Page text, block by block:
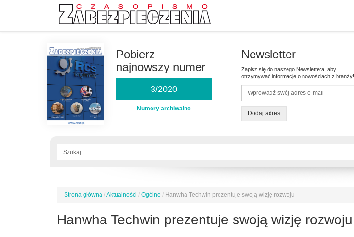
Pobierz
najnowszy numer
3/2020
Numery archiwalne
Newsletter
Zapisz się do naszego Newslettera, aby
otrzymywać informacje o nowościach z branży!
Dodaj adres
Formularz
Jesteś
Strona główna /Aktualności / Ogólne / Hanwha Techwin prezentuje swoją wizję rozwoju
Hanwha Techwin prezentuje swoją wizję rozwoju